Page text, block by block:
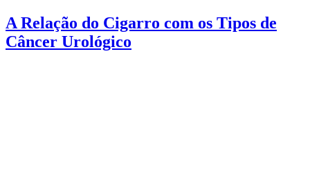
A Relação do Cigarro com os Tipos de
Câncer Urológico